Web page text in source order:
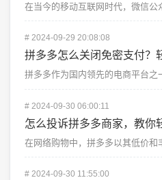
# 2024-09-29 20:08:08
拼多多怎么关闭免密支付？
# 2024-09-30 06:00:11
怎么投诉拼多多商家，教你
# 2024-09-30 11:55:00